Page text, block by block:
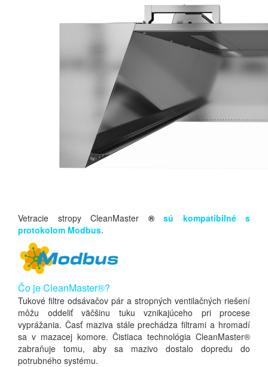
Vetracie stropy CleanMaster ® sú kompatibilné s
protokolom Modbus.
Čo je CleanMaster®?
Tukové filtre odsávačov pár a stropných ventilačných riešení
môžu oddeliť väčšinu tuku vznikajúceho pri procese
vyprážania. Časť maziva stále prechádza filtrami a hromadí
sa v mazacej komore. Čistiaca technológia CleanMaster®
zabraňuje tomu, aby sa mazivo dostalo dopredu do
potrubného systému.